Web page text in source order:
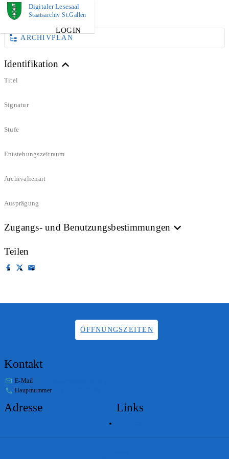
Digitaler Lesesaal
Staatsarchiv St.Gallen
LOGIN
DOKUMENT
ARCHIVPLAN
Identifikation
Titel
Signatur
Stufe
Entstehungszeitraum
Archivalienart
Ausprägung
Zugangs- und Benutzungsbestimmungen
Teilen
ÖFFNUNGSZEITEN
Kontakt
E-Mail
Hauptnummer
Adresse Links